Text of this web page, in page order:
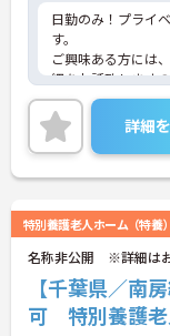
日勤のみ！プライ
す。
ご興味ある方には
細をお話致します
詳細
特別養護老人ホーム（特養）
名称非公開 ※詳細は
【千葉県／南
可 特別養護老